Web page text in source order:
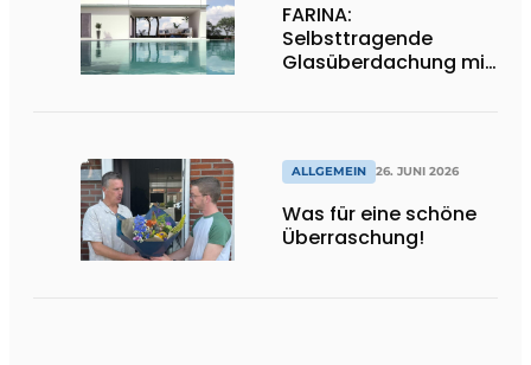
FARINA:
Selbsttragende
Glasüberdachung mit
ALLGEMEIN 26. JUNI 2026
Was für eine schöne
Überraschung!